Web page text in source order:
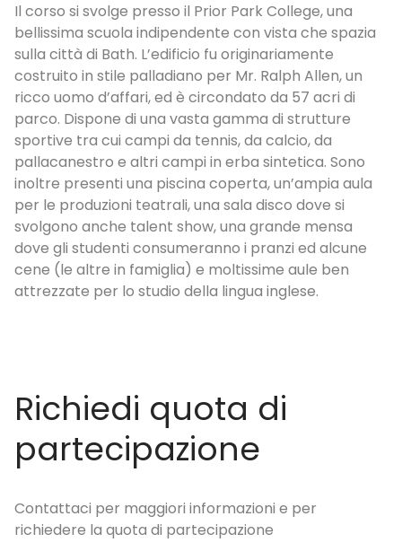
il Prior Park College, una
con vista che spazia
fu originariamente
per Mr. Ralph Allen, un
è circondato da 57 acri di
vasta gamma di strutture
da tennis, da calcio, da
in erba sintetica. Sono
coperta, un’ampia aula
una sala disco dove si
show, una grande mensa
i pranzi ed alcune
e moltissime aule ben
della lingua inglese.
È prevista presso
doppie o triple, con
completa (prima
nella mensa del
campus in relazione
sacco durante le
ispezionate
ed incoraggiano lo
possibile la lingua
una distanza
bus pass è incluso
Richiedi quota di
partecipazione
Contattaci per maggiori informazioni e per
richiedere la quota di partecipazione